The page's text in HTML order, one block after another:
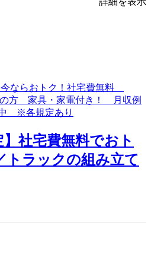
】社宅費無料でおト
ラックの組み立て